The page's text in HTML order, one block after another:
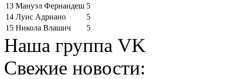
13 Мануэл Фернандеш 5
14 Луис Адриано
5
15 Никола Влашич 5
Наша группа VK
Свежие новости: